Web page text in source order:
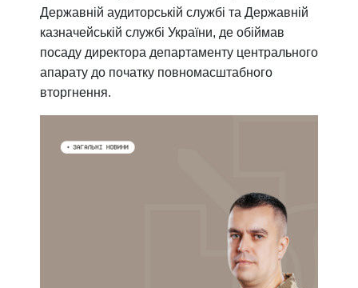
Державній аудиторській службі та Державній
казначейській службі України, де обіймав
посаду директора департаменту центрального
апарату до початку повномасштабного
вторгнення.